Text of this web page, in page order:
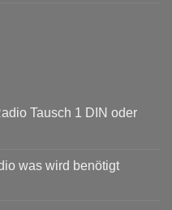
Tausch 1 DIN oder
was wird benötigt